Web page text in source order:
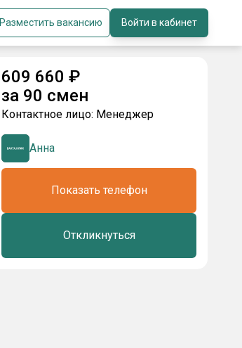
Разместить вакансию Войти в кабинет
609 660 ₽
за 90 смен
Контактное лицо: Менеджер
Анна
Показать телефон
Откликнуться